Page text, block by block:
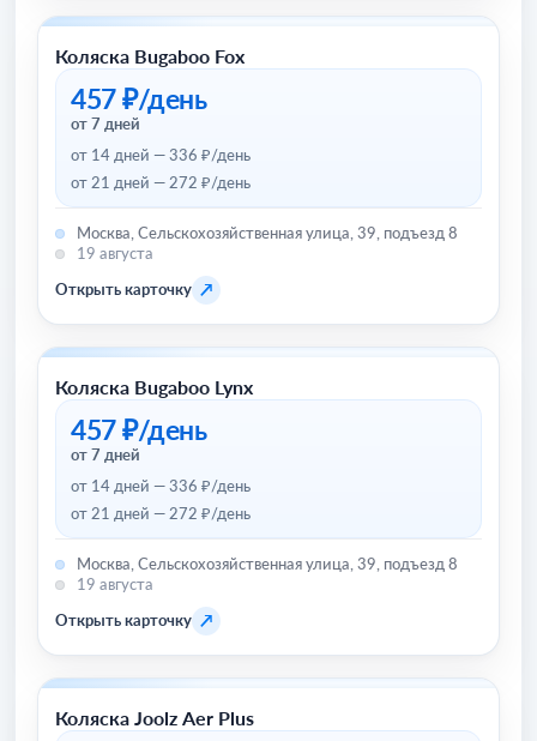
Товары для детей и игрушки
Коляска Bugaboo Fox
457 ₽/день
от 7 дней
от 14 дней — 336 ₽/день
от 21 дней — 272 ₽/день
Москва, Сельскохозяйственная улица, 39, подъезд 8
19 августа
Открыть карточку ↗
Товары для детей и игрушки
Коляска Bugaboo Lynx
457 ₽/день
от 7 дней
от 14 дней — 336 ₽/день
от 21 дней — 272 ₽/день
Москва, Сельскохозяйственная улица, 39, подъезд 8
19 августа
Открыть карточку ↗
Товары для детей и игрушки
Коляска Joolz Aer Plus